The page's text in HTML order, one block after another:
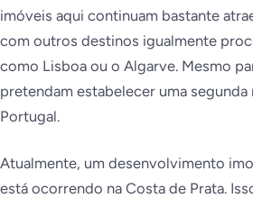
imóveis aqui continuam bastante
com outros destinos igualmente
como Lisboa ou o Algarve. Mesmo
pretendam estabelecer uma segunda
Portugal.
Atualmente, um desenvolvimento
está ocorrendo na Costa de Prata.